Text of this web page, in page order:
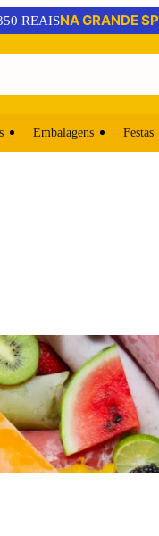
REAISNA GRANDE SP
Embalagens Festas